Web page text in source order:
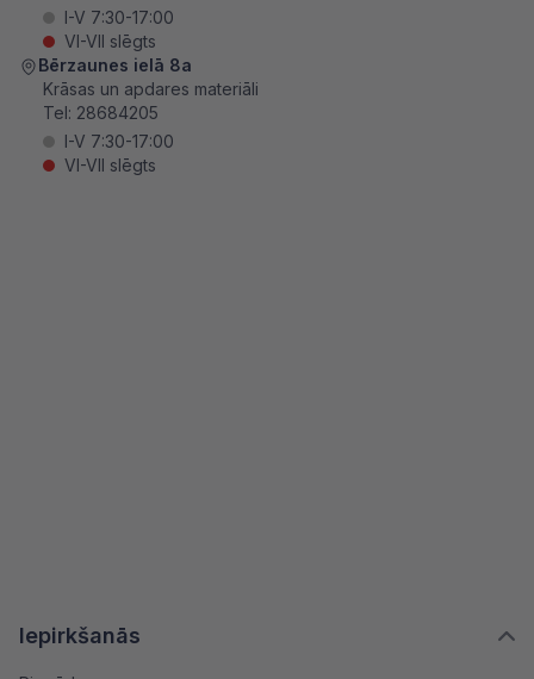
Iepirkšanās
I-V 7:30-17:00
VI-VII slēgts
Bērzaunes ielā 8a
Krāsas un apdares materiāli
Tel: 28684205
I-V 7:30-17:00
VI-VII slēgts